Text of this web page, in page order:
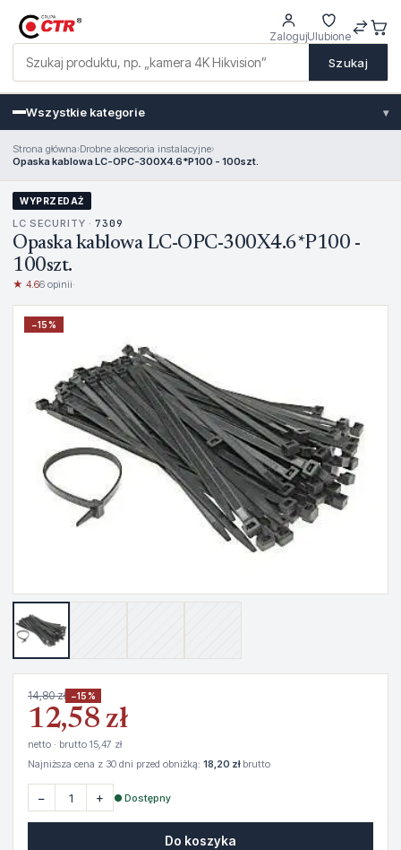
Szukaj
ZalogujUlubione
Wszystkie kategorie ▾
Strona główna›Drobne akcesoria instalacyjne›
Opaska kablowa LC-OPC-300X4.6*P100 - 100szt.
WYPRZEDAŻ
LC SECURITY · 7309
Opaska kablowa LC-OPC-300X4.6*P100 -
100szt.
★ 4.66 opinii·
−15%
14,80 zł −15%
12,58 zł
netto · brutto 15,47 zł
Najniższa cena z 30 dni przed obniżką: 18,20 złbrutto
− + ● Dostępny
Do koszyka